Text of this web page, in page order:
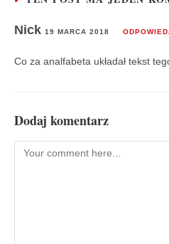
Nick 19 MARCA 2018
Co za analfabeta układał tekst
Dodaj komentarz